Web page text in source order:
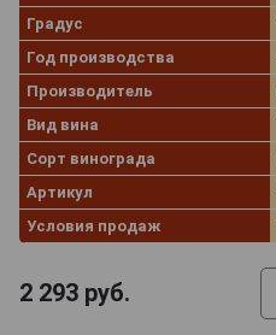
Градус
Год производства
Производитель
Вид вина
Сорт винограда
Артикул
Условия продаж
2 293 руб.